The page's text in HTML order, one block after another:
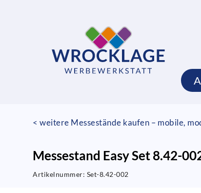
< weitere Messestände kaufen – mobile,
Messestand Easy Set 8.42-
Artikelnummer: Set-8.42-002